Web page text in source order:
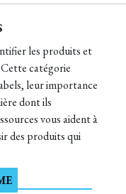
les produits et
catégorie
leur importance
dont ils
vous aident à
des produits qui